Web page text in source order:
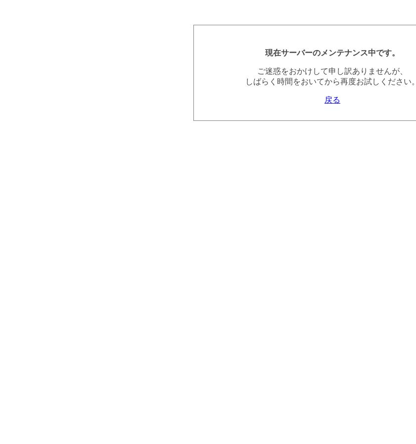
現在サーバーのメンテナンス中です。
ご迷惑をおかけして申し訳ありませんが、
しばらく時間をおいてから再度お試しください。
戻る